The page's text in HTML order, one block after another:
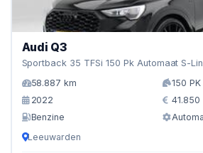
Audi Q3
Sportback 35 TFSi 150 Pk Automaat S-
58.887 km
150 PK
2022
41.850
Benzine
Leeuwarden